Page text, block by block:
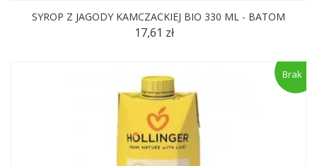
SYROP Z JAGODY KAMCZACKIEJ BIO 330 ML - BATOM
17,61 zł
Brak